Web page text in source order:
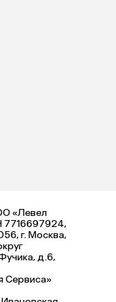
«Левел
7716697924,
г. Москва,
д.6,
Сервиса»